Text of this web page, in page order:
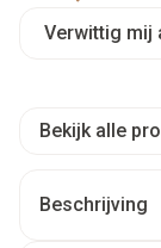
Verwittig mij
Bekijk alle
Beschrijving